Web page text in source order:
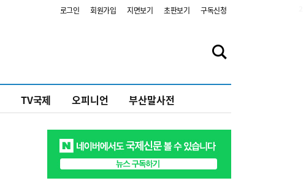
로그인 회원가입 지면보기 초판보기 구독신청
TV국제 오피니언 부산말사전